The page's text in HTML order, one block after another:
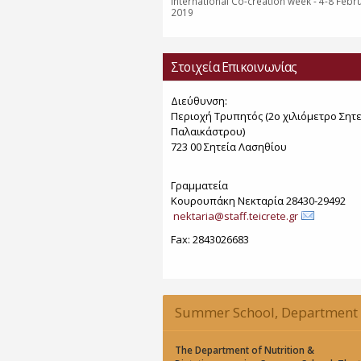
2019
Στοιχεία Επικοινωνίας
Διεύθυνση:
Περιοχή Τρυπητός (2o χιλιόμετρο
Παλαικάστρου)
723 00 Σητεία Λασηθίου
Γραμματεία
Κουρουπάκη Νεκταρία 28430-29492
nektaria@staff.teicrete.gr
Fax: 2843026683
Summer School,
Nutrition & Dietetics, CoMet
The Department of Nutrition &